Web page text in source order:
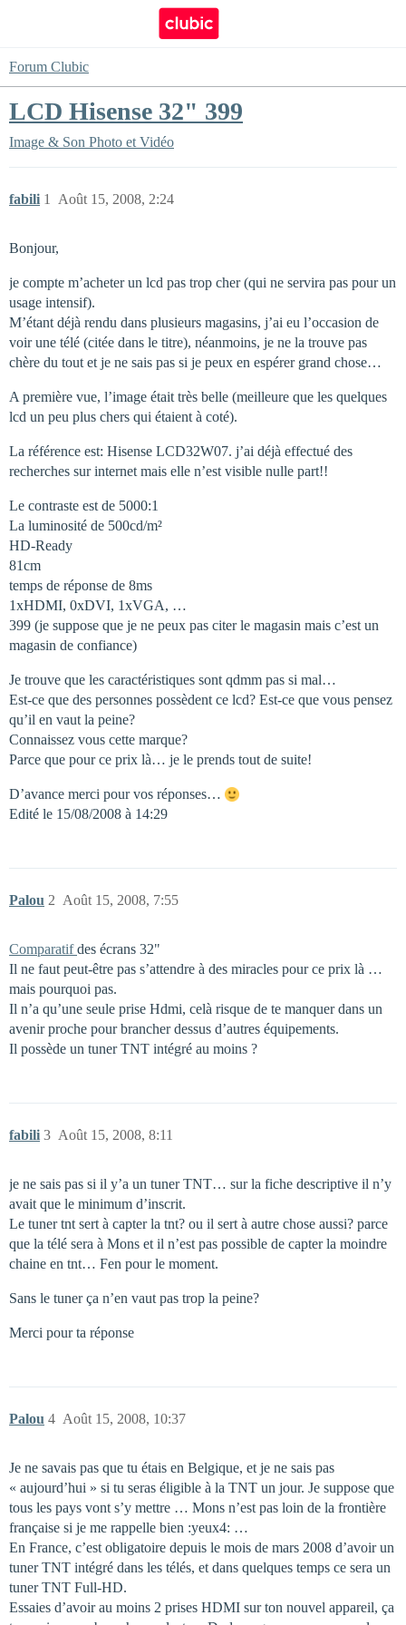
Forum Clubic
LCD Hisense 32" 399
Image & Son Photo et Vidéo
fabili Août 15, 2008, 2:24
1
Bonjour,
je compte m’acheter un lcd pas trop cher (qui ne servira pas pour un
usage intensif).
M’étant déjà rendu dans plusieurs magasins, j’ai eu l’occasion de
voir une télé (citée dans le titre), néanmoins, je ne la trouve pas
chère du tout et je ne sais pas si je peux en espérer grand chose…
A première vue, l’image était très belle (meilleure que les quelques
lcd un peu plus chers qui étaient à coté).
La référence est: Hisense LCD32W07. j’ai déjà effectué des
recherches sur internet mais elle n’est visible nulle part!!
Le contraste est de 5000:1
La luminosité de 500cd/m²
HD-Ready
81cm
temps de réponse de 8ms
1xHDMI, 0xDVI, 1xVGA, …
399 (je suppose que je ne peux pas citer le magasin mais c’est un
magasin de confiance)
Je trouve que les caractéristiques sont qdmm pas si mal…
Est-ce que des personnes possèdent ce lcd? Est-ce que vous pensez
qu’il en vaut la peine?
Connaissez vous cette marque?
Parce que pour ce prix là… je le prends tout de suite!
D’avance merci pour vos réponses…
Edité le 15/08/2008 à 14:29
Palou Août 15, 2008, 7:55
2
Comparatifdes écrans 32"
Il ne faut peut-être pas s’attendre à des miracles pour ce prix là …
mais pourquoi pas.
Il n’a qu’une seule prise Hdmi, celà risque de te manquer dans un
avenir proche pour brancher dessus d’autres équipements.
Il possède un tuner TNT intégré au moins ?
fabili Août 15, 2008, 8:11
3
je ne sais pas si il y’a un tuner TNT… sur la fiche descriptive il n’y
avait que le minimum d’inscrit.
Le tuner tnt sert à capter la tnt? ou il sert à autre chose aussi? parce
que la télé sera à Mons et il n’est pas possible de capter la moindre
chaine en tnt… Fen pour le moment.
Sans le tuner ça n’en vaut pas trop la peine?
Merci pour ta réponse
Palou Août 15, 2008, 10:37
4
Je ne savais pas que tu étais en Belgique, et je ne sais pas
« aujourd’hui » si tu seras éligible à la TNT un jour. Je suppose que
tous les pays vont s’y mettre … Mons n’est pas loin de la frontière
française si je me rappelle bien :yeux4: …
En France, c’est obligatoire depuis le mois de mars 2008 d’avoir un
tuner TNT intégré dans les télés, et dans quelques temps ce sera un
tuner TNT Full-HD.
Essaies d’avoir au moins 2 prises HDMI sur ton nouvel appareil, ça